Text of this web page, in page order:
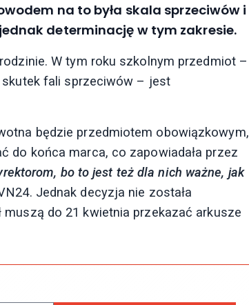
na to była skala sprzeciwów i
determinację w tym zakresie.
W tym roku szkolnym przedmiot –
fali sprzeciwów – jest
będzie przedmiotem obowiązkowym,
do końca marca, co zapowiadała przez
bo to jest też dla nich ważne, jak
Jednak decyzja nie została
do 21 kwietnia przekazać arkusze